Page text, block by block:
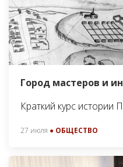
Город мастеров и
Краткий курс
27 июля ● ОБЩЕСТВО